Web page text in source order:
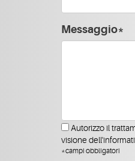
Messaggio*
Autorizzo il
visione
*campi obbligatori